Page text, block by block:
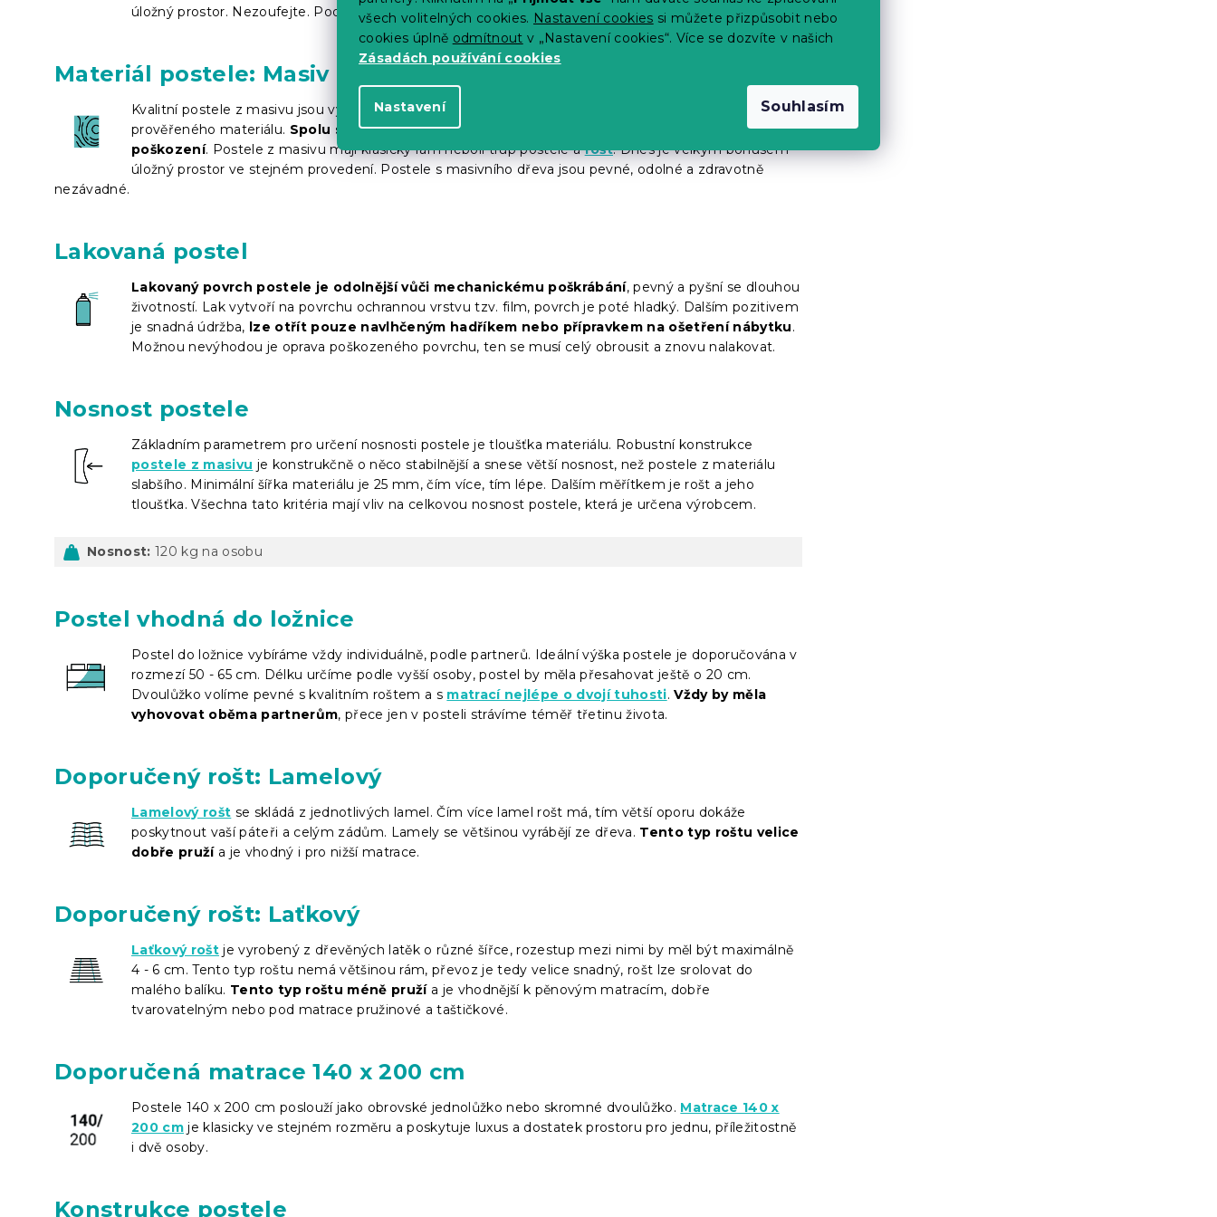
všech volitelných cookies. Nastavení cookies si můžete přizpůsobit nebo
cookies úplně odmítnout v „Nastavení cookies“. Více se dozvíte v našich
Zásadách používání cookies
Nastavení Souhlasím
úložný prostor. Nezoufejte. Pod většinu klasických postelí lze poříditúložný vysouvací box .
Materiál postele: Masiv
Kvalitní postele z masivu jsou vyrobené nejčastěji z dubového nebo bukového dřeva, tedy léty
prověřeného materiálu. Spolu s robustní konstrukcí má postel dlouhou životnost bez známek
poškození. Postele z masivu mají klasický rám neboli trup postele arošt. Dnes je velkým bonusem
úložný prostor ve stejném provedení. Postele s masivního dřeva jsou pevné, odolné a zdravotně
nezávadné.
Lakovaná postel
Lakovaný povrch postele je odolnější vůči mechanickému poškrábání, pevný a pyšní se dlouhou
životností. Lak vytvoří na povrchu ochrannou vrstvu tzv. film, povrch je poté hladký. Dalším pozitivem
je snadná údržba, lze otřít pouze navlhčeným hadříkem nebo přípravkem na ošetření nábytku.
Možnou nevýhodou je oprava poškozeného povrchu, ten se musí celý obrousit a znovu nalakovat.
Nosnost postele
Základním parametrem pro určení nosnosti postele je tloušťka materiálu. Robustní konstrukce
postele z masivu je konstrukčně o něco stabilnější a snese větší nosnost, než postele z materiálu
slabšího. Minimální šířka materiálu je 25 mm, čím více, tím lépe. Dalším měřítkem je rošt a jeho
tloušťka. Všechna tato kritéria mají vliv na celkovou nosnost postele, která je určena výrobcem.
Nosnost: 120 kg na osobu
Postel vhodná do ložnice
Postel do ložnice vybíráme vždy individuálně, podle partnerů. Ideální výška postele je doporučována v
rozmezí 50 - 65 cm. Délku určíme podle vyšší osoby, postel by měla přesahovat ještě o 20 cm.
Dvoulůžko volíme pevné s kvalitním roštem a s matrací nejlépe o dvojí tuhosti.Vždy by měla
vyhovovat oběma partnerům, přece jen v posteli strávíme téměř třetinu života.
Doporučený rošt: Lamelový
Lamelový rošt se skládá z jednotlivých lamel. Čím více lamel rošt má, tím větší oporu dokáže
poskytnout vaší páteři a celým zádům. Lamely se většinou vyrábějí ze dřeva. Tento typ roštu velice
dobře pružía je vhodný i pro nižší matrace.
Doporučený rošt: Laťkový
Laťkový rošt je vyrobený z dřevěných latěk o různé šířce, rozestup mezi nimi by měl být maximálně
4 - 6 cm. Tento typ roštu nemá většinou rám, převoz je tedy velice snadný, rošt lze srolovat do
malého balíku. Tento typ roštu méně pružía je vhodnější k pěnovým matracím, dobře
tvarovatelným nebo pod matrace pružinové a taštičkové.
Doporučená matrace 140 x 200 cm
Postele 140 x 200 cm poslouží jako obrovské jednolůžko nebo skromné dvoulůžko. Matrace 140 x
200 cm je klasicky ve stejném rozměru a poskytuje luxus a dostatek prostoru pro jednu, příležitostně
i dvě osoby.
Konstrukce postele